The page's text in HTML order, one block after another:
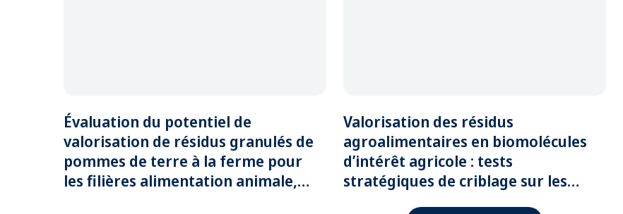
Évaluation du potentiel de
valorisation de résidus granulés de
pommes de terre à la ferme pour
les filières alimentation animale,
Valorisation des résidus
agroalimentaires en biomolécules
d’intérêt agricole : tests
stratégiques de criblage sur les